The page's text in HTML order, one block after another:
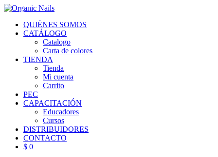
QUIÉNES SOMOS
CATÁLOGO
Catalogo
Carta de colores
TIENDA
Tienda
Mi cuenta
Carrito
PEC
CAPACITACIÓN
Educadores
Cursos
DISTRIBUIDORES
CONTACTO
$ 0